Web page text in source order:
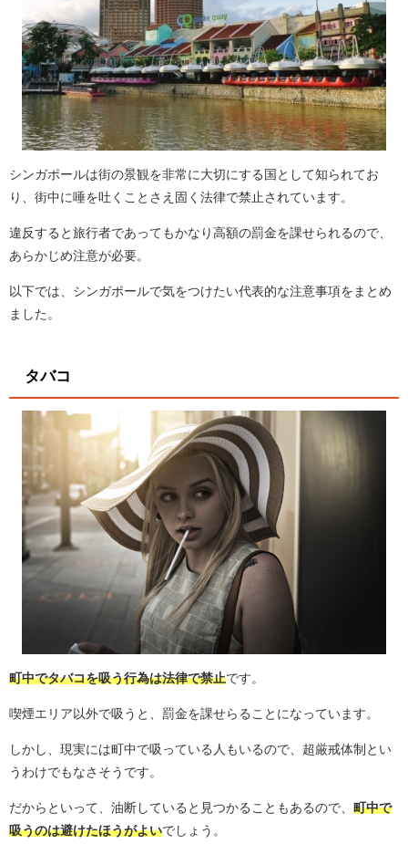
シンガポールは街の景観を非常に大切にする国として知られてお
り、街中に唾を吐くことさえ固く法律で禁止されています。
違反すると旅行者であってもかなり高額の罰金を課せられるので、
あらかじめ注意が必要。
以下では、シンガポールで気をつけたい代表的な注意事項をまとめ
ました。
タバコ
町中でタバコを吸う行為は法律で禁止です。
喫煙エリア以外で吸うと、罰金を課せらることになっています。
しかし、現実には町中で吸っている人もいるので、超厳戒体制とい
うわけでもなさそうです。
だからといって、油断していると見つかることもあるので、 町中で
吸うのは避けたほうがよいでしょう。